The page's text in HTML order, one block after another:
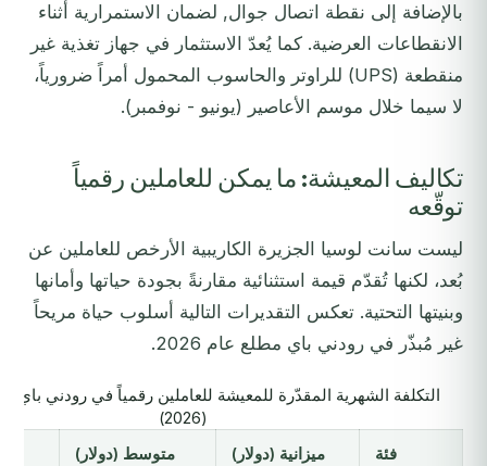
بالإضافة إلى نقطة اتصال جوال, لضمان الاستمرارية أثناء
الانقطاعات العرضية. كما يُعدّ الاستثمار في جهاز تغذية غير
منقطعة (UPS) للراوتر والحاسوب المحمول أمراً ضرورياً،
لا سيما خلال موسم الأعاصير (يونيو - نوفمبر).
تكاليف المعيشة: ما يمكن للعاملين رقمياً
توقّعه
ليست سانت لوسيا الجزيرة الكاريبية الأرخص للعاملين عن
بُعد، لكنها تُقدّم قيمة استثنائية مقارنةً بجودة حياتها وأمانها
وبنيتها التحتية. تعكس التقديرات التالية أسلوب حياة مريحاً
غير مُبذّر في رودني باي مطلع عام 2026.
التكلفة الشهرية المقدّرة للمعيشة للعاملين رقمياً في رودني
(2026)
فئة
ميزانية (دولار) متوسط (دولار)